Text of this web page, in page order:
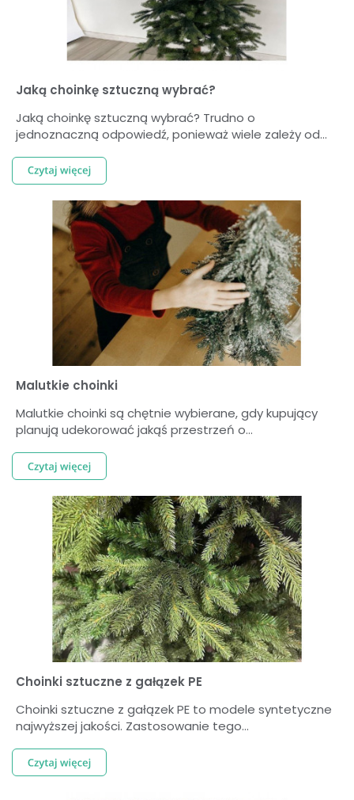
Jaką choinkę sztuczną wybrać?
Jaką choinkę sztuczną wybrać? Trudno o
jednoznaczną odpowiedź, ponieważ wiele zależy od...
Malutkie choinki
Malutkie choinki są chętnie wybierane, gdy kupujący
planują udekorować jakąś przestrzeń o...
Choinki sztuczne z gałązek PE
Choinki sztuczne z gałązek PE to modele syntetyczne
najwyższej jakości. Zastosowanie tego...